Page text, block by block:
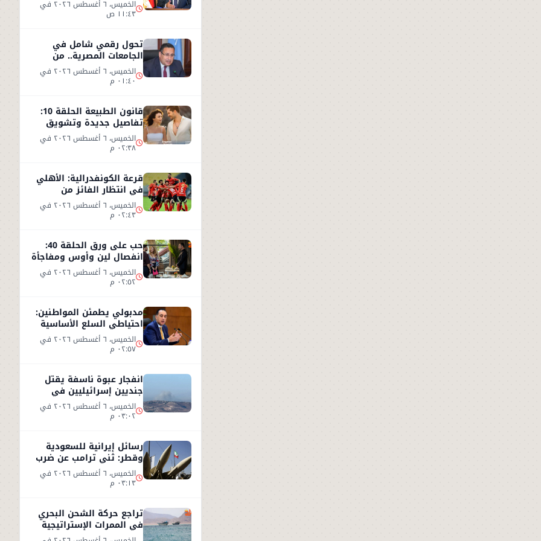
العين السخنة الخميس، ٦ أغسطس ٢٠٢٦ في
١١:٤٣ ص
تحول رقمي شامل في
الجامعات المصرية.. من
البنية التكنولوجية إلى
التعليم الذكي الخميس، ٦ أغسطس ٢٠٢٦ في
٠١:٤٠ م
قانون الطبيعة الحلقة 10:
تفاصيل جديدة وتشويق
بعد نهاية مشوقة للحلقة 9
الخميس، ٦ أغسطس ٢٠٢٦ في
٠٢:٣٨ م
قرعة الكونفدرالية: الأهلي
في انتظار الفائز من
مقديشو سيتي وكيتاراالخميس، ٦ أغسطس ٢٠٢٦ في
٠٢:٤٣ م
حب على ورق الحلقة 40:
انفصال لين وأوس ومفاجأة
جديدة داخل الشركة الخميس، ٦ أغسطس ٢٠٢٦ في
٠٢:٥٢ م
مدبولي يطمئن المواطنين:
احتياطي السلع الأساسية
آمن ويغطي الاستهلاك
لعام كامل الخميس، ٦ أغسطس ٢٠٢٦ في
٠٢:٥٧ م
انفجار عبوة ناسفة يقتل
جنديين إسرائيليين في
جنوب لبنان وردود فعل
متباينة الخميس، ٦ أغسطس ٢٠٢٦ في
٠٣:٠٢ م
رسائل إيرانية للسعودية
وقطر: ثني ترامب عن ضرب
إيران أو سنرد على الخليج
الخميس، ٦ أغسطس ٢٠٢٦ في
٠٣:١٣ م
تراجع حركة الشحن البحري
في الممرات الإستراتيجية
وسط تصعيد أمني